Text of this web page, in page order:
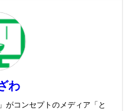
わ
がコンセプトのメディア「と